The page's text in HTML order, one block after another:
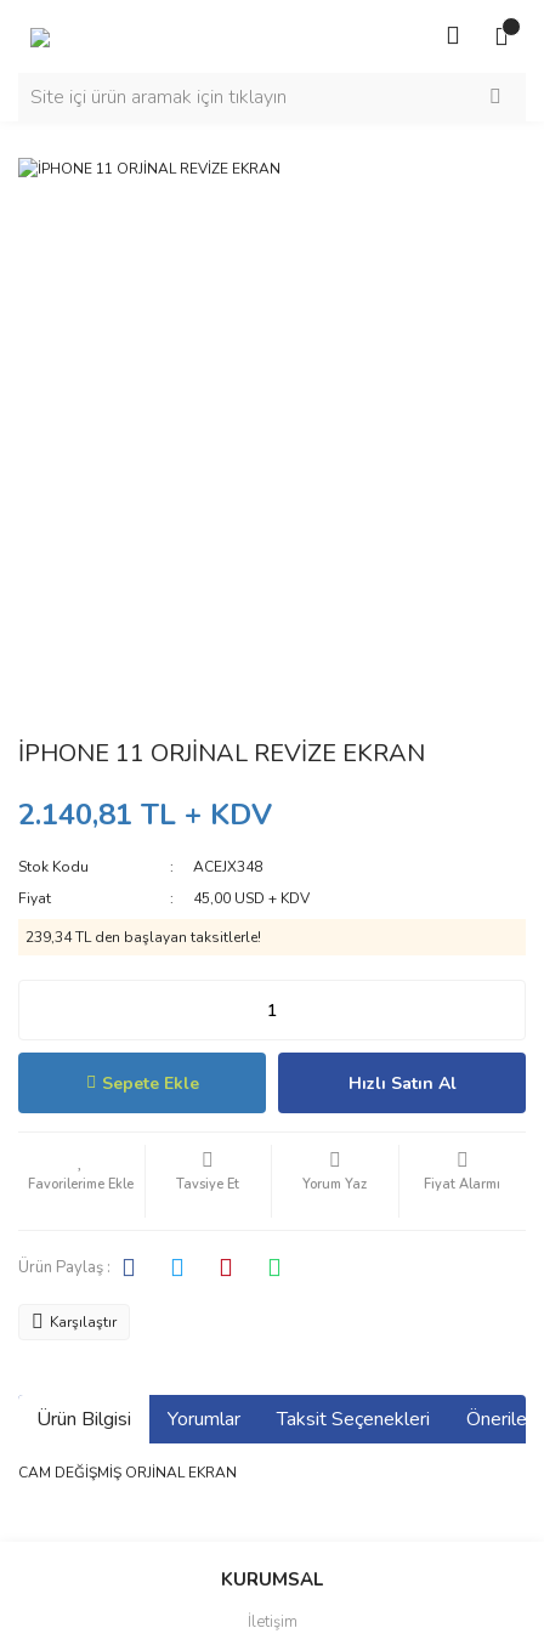
İPHONE 11 ORJİNAL REVİZE EKRAN
2.140,81 TL + KDV
Stok Kodu
ACEJX348
Fiyat
45,00 USD + KDV
239,34 TL den başlayan taksitlerle!
Sepete Ekle Hızlı Satın Al
Tavsiye Et Yorum Yaz Fiyat Alarmı
Ürün Paylaş :
Karşılaştır
Ürün Bilgisi Yorumlar Taksit Seçenekleri
CAM DEĞİŞMİŞ ORJİNAL EKRAN
Bu ürüne ilk yorumu siz yapın!
KURUMSAL
İletişim